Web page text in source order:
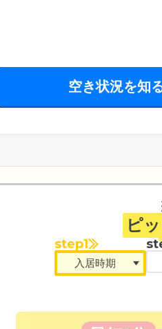
空き状況を知
ピ
step1